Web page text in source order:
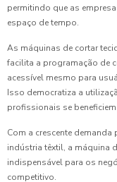
permitindo que as
espaço de tempo.
As máquinas de cortar
facilita a programação de
acessível mesmo para
Isso democratiza a
profissionais se
Com a crescente demanda
indústria têxtil, a máquina
indispensável para os
competitivo.